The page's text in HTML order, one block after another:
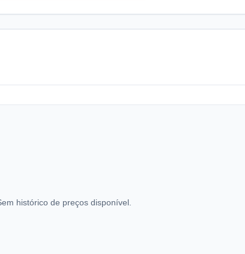
histórico de preços disponível.